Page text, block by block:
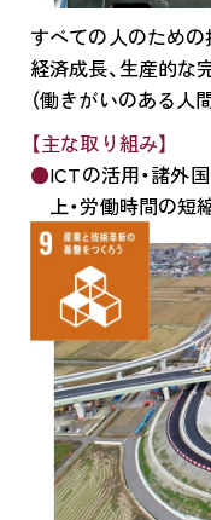
すべての人のための
経済成長、生産的
（働きがいのある人
【主な取り組み】
ICTの活用・諸外
上・労働時間の短